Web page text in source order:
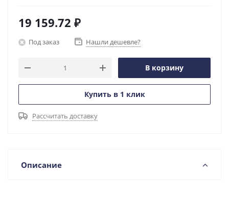
19 159.72 ₽
Под заказ Нашли дешевле?
В корзину
Купить в 1 клик
Рассчитать доставку
Описание